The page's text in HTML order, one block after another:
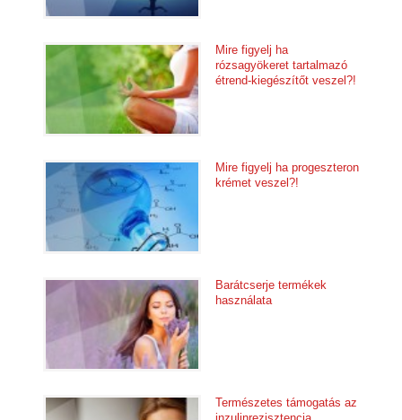
Mire figyelj ha
rózsagyökeret tartalmazó
étrend-kiegészítőt veszel?!
Mire figyelj ha progeszteron
krémet veszel?!
Barátcserje termékek
használata
Természetes támogatás az